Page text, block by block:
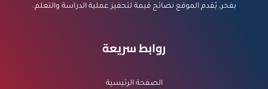
بفخر، يُقدم الموقع نصائح قيمة لتحفيز عملية الدراسة والتعلم.
روابط سريعة
الصفحة الرئيسية